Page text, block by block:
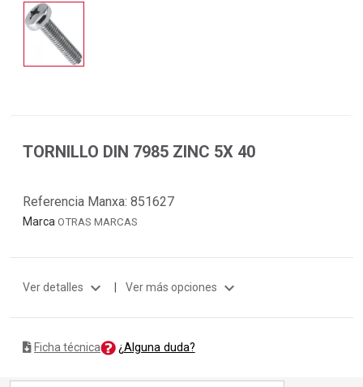
TORNILLO DIN 7985 ZINC 5X 40
Referencia Manxa: 851627
Marca OTRAS MARCAS
Ver detalles expand_more | Ver más opciones expand_more
Ficha técnica ¿Alguna duda?